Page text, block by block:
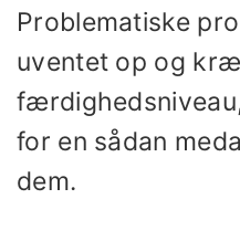
Problematiske
uventet op og
for en sådan
dem.